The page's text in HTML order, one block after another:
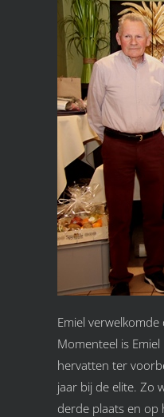
Emiel
Momenteel is
hervatten ter
jaar bij de elite. Zo
derde plaats en op